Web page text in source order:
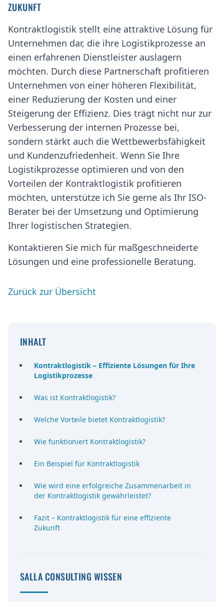
ZUKUNFT
Kontraktlogistik stellt eine attraktive Lösung für
Unternehmen dar, die ihre Logistikprozesse an
einen erfahrenen Dienstleister auslagern
möchten. Durch diese Partnerschaft profitieren
Unternehmen von einer höheren Flexibilität,
einer Reduzierung der Kosten und einer
Steigerung der Effizienz. Dies trägt nicht nur zur
Verbesserung der internen Prozesse bei,
sondern stärkt auch die Wettbewerbsfähigkeit
und Kundenzufriedenheit. Wenn Sie Ihre
Logistikprozesse optimieren und von den
Vorteilen der Kontraktlogistik profitieren
möchten, unterstütze ich Sie gerne als Ihr ISO-
Berater bei der Umsetzung und Optimierung
Ihrer logistischen Strategien.
Kontaktieren Sie mich für maßgeschneiderte
Lösungen und eine professionelle Beratung.
Zurück zur Übersicht
INHALT
Kontraktlogistik – Effiziente Lösungen für Ihre
Logistikprozesse
Was ist Kontraktlogistik?
Welche Vorteile bietet Kontraktlogistik?
Wie funktioniert Kontraktlogistik?
Ein Beispiel für Kontraktlogistik
Wie wird eine erfolgreiche Zusammenarbeit in
der Kontraktlogistik gewährleistet?
Fazit – Kontraktlogistik für eine effiziente
Zukunft
SALLA CONSULTING WISSEN